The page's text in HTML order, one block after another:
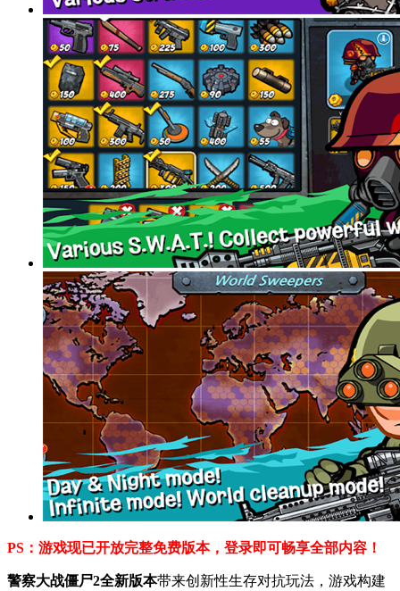
PS：游戏现已开放完整免费版本，登录即可畅享全部内容！
警察大战僵尸2全新版本带来创新性生存对抗玩法，游戏构建